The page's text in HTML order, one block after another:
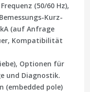
(50/60 Hz),
Kurz­
(auf Anfrage
Kompatibilität
Optionen für
und Diagnostik.
(embedded pole)